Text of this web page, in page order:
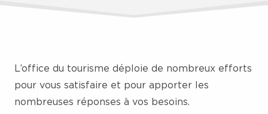
L’office du tourisme déploie de nombreux efforts
pour vous satisfaire et pour apporter les
nombreuses réponses à vos besoins.